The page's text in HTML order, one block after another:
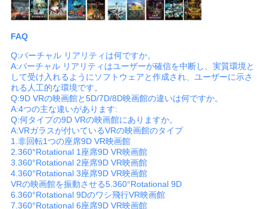
FAQ
Q:バーチャル リアリティは何ですか。
A:バーチャル リアリティはユーザーが確信を中断し、実質環境と
して受け入れるようにソフトウェアと作成され、ユーザーに示さ
れる人工的な環境です。
Q:9D VRの映画館と5D/7D/8D映画館の違いは何ですか。
A:4つの主な違いがあります:
Q:何タイプの9D VRの映画館にありますか。
A:VRガラスが付いているVRの映画館のタイプ
1.非回転1つの座席9D VR映画館
2.360°Rotational 1座席9D VR映画館
3.360°Rotational 2座席9D VR映画館
4.360°Rotational 3座席9D VR映画館
VRの映画館を振動させる5.360°Rotational 9D
6.360°Rotational 9Dのワシ飛行VR映画館
7.360°Rotational 6座席9D VR映画館